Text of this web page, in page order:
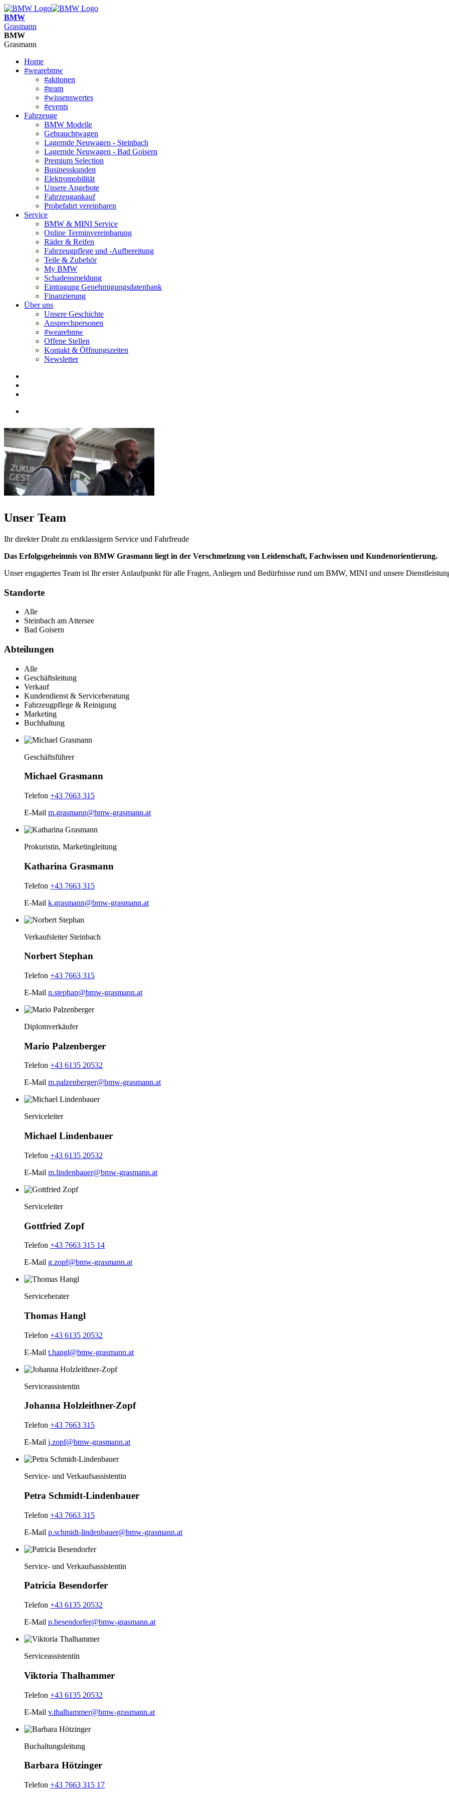
BMW
Grasmann
BMW
Grasmann
Home
#wearebmw
#aktionen
#team
#wissenswertes
#events
Fahrzeuge
BMW Modelle
Gebrauchtwagen
Lagernde Neuwagen - Steinbach
Lagernde Neuwagen - Bad Goisern
Premium Selection
Businesskunden
Elektromobilität
Unsere Angebote
Fahrzeugankauf
Probefahrt vereinbaren
Service
BMW & MINI Service
Online Terminvereinbarung
Räder & Reifen
Fahrzeugpflege und -Aufbereitung
Teile & Zubehör
My BMW
Schadensmeldung
Eintragung Genehmigungsdatenbank
Finanzierung
Über uns
Unsere Geschichte
Ansprechpersonen
#wearebmw
Offene Stellen
Kontakt & Öffnungszeiten
Newsletter
Unser Team
Ihr direkter Draht zu erstklassigem Service und Fahrfreude
Das Erfolgsgeheimnis von BMW Grasmann liegt in der Verschmelzung von Leidenschaft, Fachwissen und Kundenorientierung.
Unser engagiertes Team ist Ihr erster Anlaufpunkt für alle Fragen, Anliegen und Bedürfnisse rund um BMW, MINI und unsere
Standorte
Alle
Steinbach am Attersee
Bad Goisern
Abteilungen
Alle
Geschäftsleitung
Verkauf
Kundendienst & Serviceberatung
Fahrzeugpflege & Reinigung
Marketing
Buchhaltung
Geschäftsführer
Michael Grasmann
Telefon +43 7663 315
E-Mail m.grasmann@bmw-grasmann.at
Prokuristin, Marketingleitung
Katharina Grasmann
Telefon +43 7663 315
E-Mail k.grasmann@bmw-grasmann.at
Verkaufsleiter Steinbach
Norbert Stephan
Telefon +43 7663 315
E-Mail n.stephan@bmw-grasmann.at
Diplomverkäufer
Mario Palzenberger
Telefon +43 6135 20532
E-Mail m.palzenberger@bmw-grasmann.at
Serviceleiter
Michael Lindenbauer
Telefon +43 6135 20532
E-Mail m.lindenbauer@bmw-grasmann.at
Serviceleiter
Gottfried Zopf
Telefon +43 7663 315 14
E-Mail g.zopf@bmw-grasmann.at
Serviceberater
Thomas Hangl
Telefon +43 6135 20532
E-Mail t.hangl@bmw-grasmann.at
Serviceassistentin
Johanna Holzleithner-Zopf
Telefon +43 7663 315
E-Mail j.zopf@bmw-grasmann.at
Service- und Verkaufsassistentin
Petra Schmidt-Lindenbauer
Telefon +43 7663 315
E-Mail p.schmidt-lindenbauer@bmw-grasmann.at
Service- und Verkaufsassistentin
Patricia Besendorfer
Telefon +43 6135 20532
E-Mail p.besendorfer@bmw-grasmann.at
Serviceassistentin
Viktoria Thalhammer
Telefon +43 6135 20532
E-Mail v.thalhammer@bmw-grasmann.at
Buchaltungsleitung
Barbara Hötzinger
Telefon +43 7663 315 17